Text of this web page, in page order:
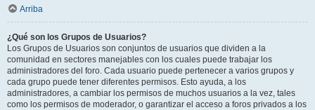
Arriba
¿Qué son los Grupos de Usuarios?
Los Grupos de Usuarios son conjuntos de usuarios que dividen a la
comunidad en sectores manejables con los cuales puede trabajar los
administradores del foro. Cada usuario puede pertenecer a varios grupos y
cada grupo puede tener diferentes permisos. Esto ayuda, a los
administradores, a cambiar los permisos de muchos usuarios a la vez, tales
como los permisos de moderador, o garantizar el acceso a foros privados a los